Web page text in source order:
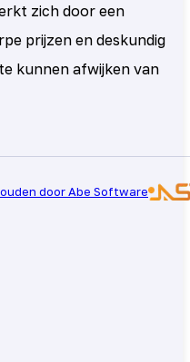
zich door een
prijzen en deskundig
kunnen afwijken van
door Abe Software